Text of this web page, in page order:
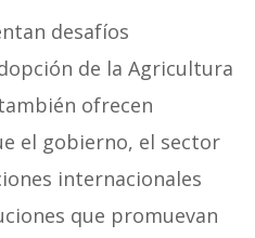
desafíos
de la Agricultura
ofrecen
el gobierno, el sector
internacionales
que promuevan